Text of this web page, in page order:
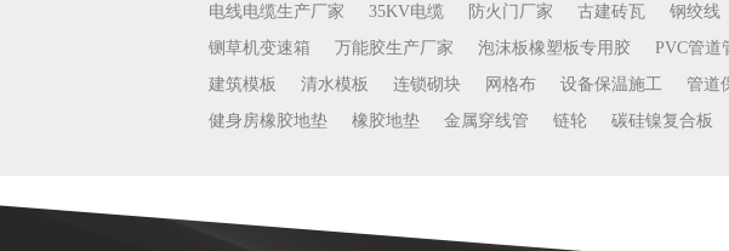
电线电缆生产厂家
35KV电缆 防火门厂家 古建砖瓦 钢绞线
铡草机变速箱
万能胶生产厂家 泡沫板橡塑板专用胶 PVC管道
建筑模板
清水模板 连锁砌块 网格布 设备保温施工 管道
健身房橡胶地垫
橡胶地垫 金属穿线管 链轮 碳硅镍复合板